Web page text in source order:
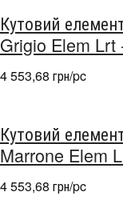
Кутовий
Grigio Elem Lrt
4 553,68 грн/pc
Кутовий
Marrone Elem
4 553,68 грн/pc